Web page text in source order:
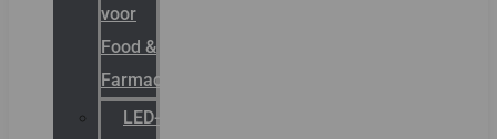
voor
Food &
Farmacie
LED-